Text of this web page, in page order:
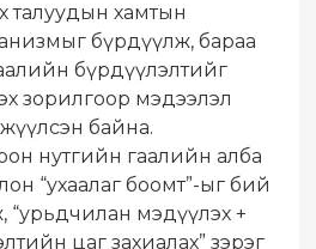
талуудын хамтын
бүрдүүлж, бараа
бүрдүүлэлтийг
зорилгоор мэдээлэл
байна.
нутгийн гаалийн алба
“ухаалаг боомт”-ыг бий
мэдүүлэх +
цаг захиалах” зэрэг